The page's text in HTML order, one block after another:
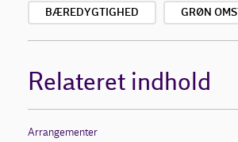
BÆREDYGTIGHED GRØN
Relateret indhold
Arrangementer